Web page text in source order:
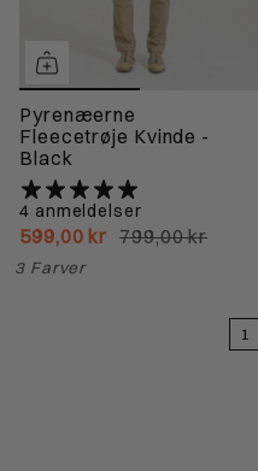
Pyrenæerne
Fleecetrøje Kvinde -
Black
4 anmeldelser
599,00 kr 799,00 kr
3 Farver
1